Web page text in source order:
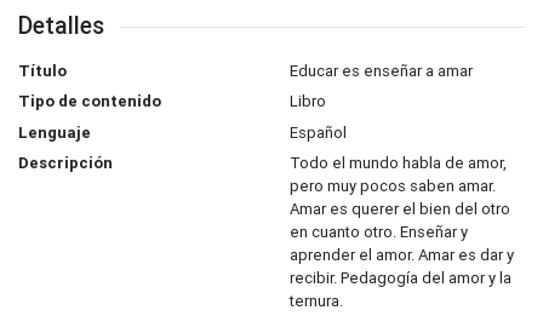
Detalles
Título
Educar es enseñar a amar
Tipo de contenido
Libro
Lenguaje
Español
Descripción
Todo el mundo habla de amor,
pero muy pocos saben amar.
Amar es querer el bien del otro
en cuanto otro. Enseñar y
aprender el amor. Amar es dar y
recibir. Pedagogía del amor y la
ternura.